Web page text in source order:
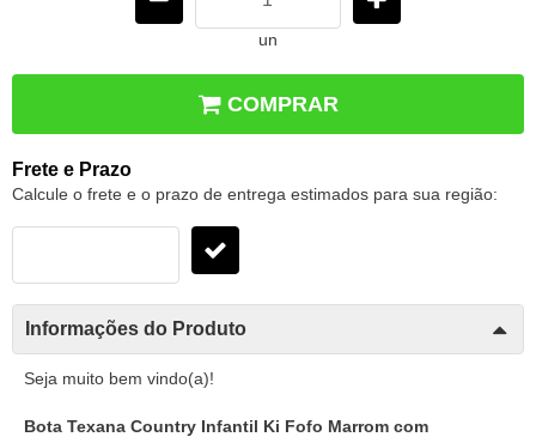
un
COMPRAR
Frete e Prazo
Calcule o frete e o prazo de entrega estimados para sua região:
Informações do Produto
Seja muito bem vindo(a)!
Bota Texana Country Infantil Ki Fofo Marrom com